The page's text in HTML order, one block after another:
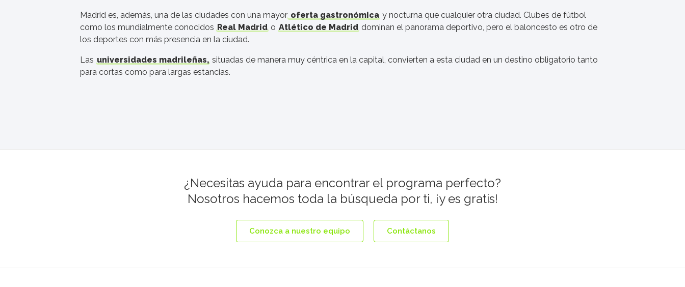
Madrid es, además, una de las ciudades con una mayor oferta gastronómica y nocturna que cualquier otra ciudad. Clubes de fútbol
como los mundialmente conocidos Real Madrid o Atlético de Madrid dominan el panorama deportivo, pero el baloncesto es otro de
los deportes con más presencia en la ciudad.
Las universidades madrileñas, situadas de manera muy céntrica en la capital, convierten a esta ciudad en un destino obligatorio tanto
para cortas como para largas estancias.
¿Necesitas ayuda para encontrar el programa perfecto?
Nosotros hacemos toda la búsqueda por ti, ¡y es gratis!
Conozca a nuestro equipo Contáctanos